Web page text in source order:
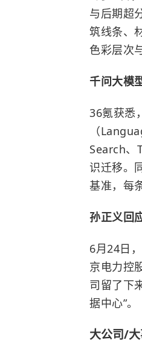
与后期超
筑线条、
色彩层次
千问大模
36氪获悉
（
Search、
识迁移。
基准，每
孙正义回
6月24日
京电力控
司留了下
据中心”。
大公司/